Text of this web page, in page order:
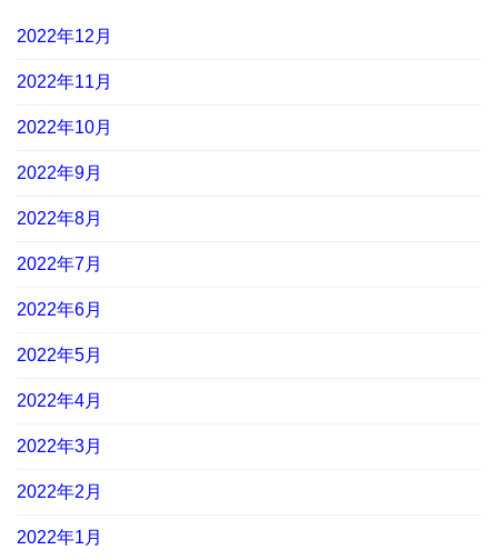
2022年12月
2022年11月
2022年10月
2022年9月
2022年8月
2022年7月
2022年6月
2022年5月
2022年4月
2022年3月
2022年2月
2022年1月